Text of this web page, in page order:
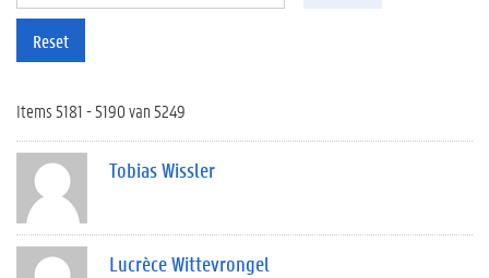
Reset
Items 5181 - 5190 van 5249
Tobias Wissler
Lucrèce Wittevrongel